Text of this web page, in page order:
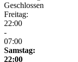
Geschlossen
Freitag:
22:00
-
07:00
Samstag:
22:00